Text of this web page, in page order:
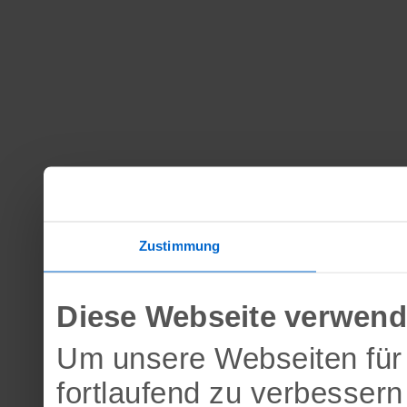
Zustimmung
Diese Webseite
Um unsere Webseiten
fortlaufend zu